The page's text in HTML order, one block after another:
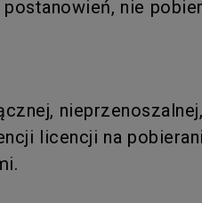
nie
licencji na